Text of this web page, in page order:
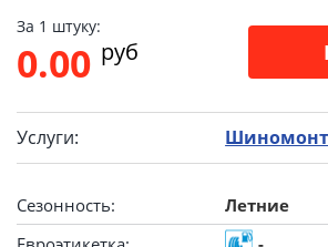
За 1 штуку:
0.00 pуб
Услуги:
Сезонность:
Летние